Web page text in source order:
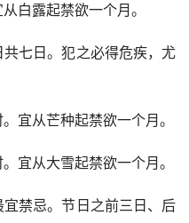
白露起禁欲一个月。
七日。犯之必得危疾，尤
宜从芒种起禁欲一个月。
宜从大雪起禁欲一个月。
禁忌。节日之前三日、后